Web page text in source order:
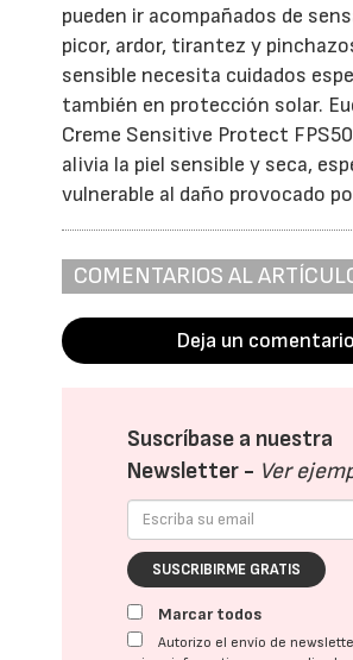
pueden ir acompañados de
picor, ardor, tirantez y
sensible necesita cuidados
también en protección solar.
Creme Sensitive Protect
alivia la piel sensible y seca,
vulnerable al daño provocado
COMENTARIOS AL
Deja un comentario
Suscríbase a nuestra
Newsletter - Ver
SUSCRIBIRME GRATIS
Marcar todos
Autorizo el envío de